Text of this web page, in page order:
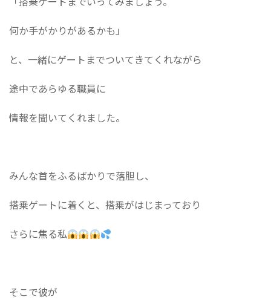
何か手がかりがあるかも」
と、一緒にゲートまでついてきてくれながら
途中であらゆる職員に
情報を聞いてくれました。
みんな首をふるばかりで落胆し、
搭乗ゲートに着くと、搭乗がはじまっており
さらに焦る私
そこで彼が